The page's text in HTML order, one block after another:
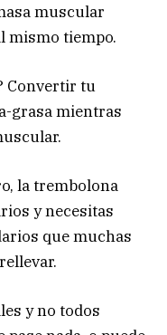
muscular
mismo tiempo.
Convertir tu
grasa mientras
la trembolona
y necesitas
que muchas
y no todos